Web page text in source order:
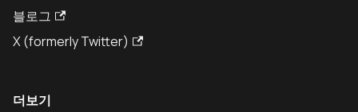
블로그
X (formerly Twitter)
더보기